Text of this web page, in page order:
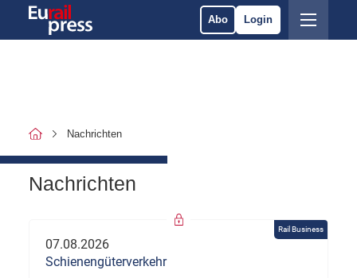
Abo Login
Nachrichten
Nachrichten
Rail Business
07.08.2026
Schienengüterverkehr